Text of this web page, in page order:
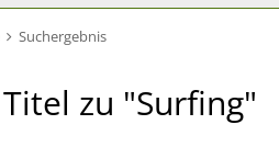
Suchergebnis
zu "Surfing"